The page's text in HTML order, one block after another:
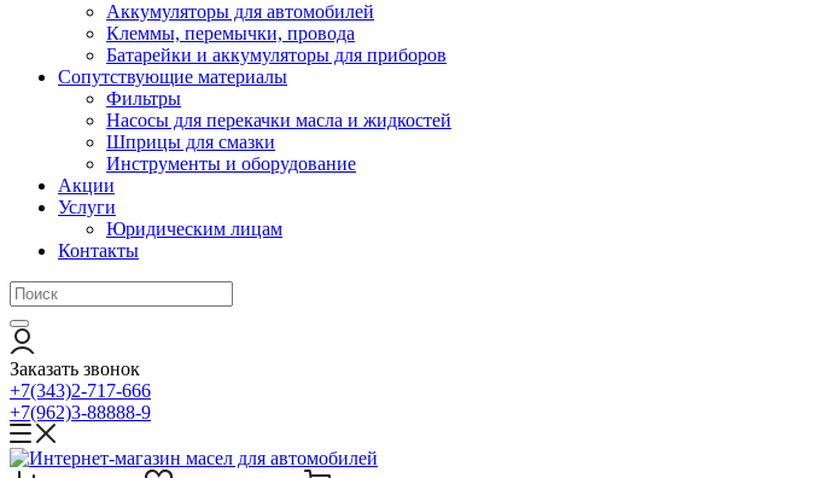
Аккумуляторы для автомобилей
Клеммы, перемычки, провода
Батарейки и аккумуляторы для приборов
Сопутствующие материалы
Фильтры
Насосы для перекачки масла и жидкостей
Шприцы для смазки
Инструменты и оборудование
Акции
Услуги
Юридическим лицам
Контакты
Заказать звонок
+7(343)2-717-666
+7(962)3-88888-9